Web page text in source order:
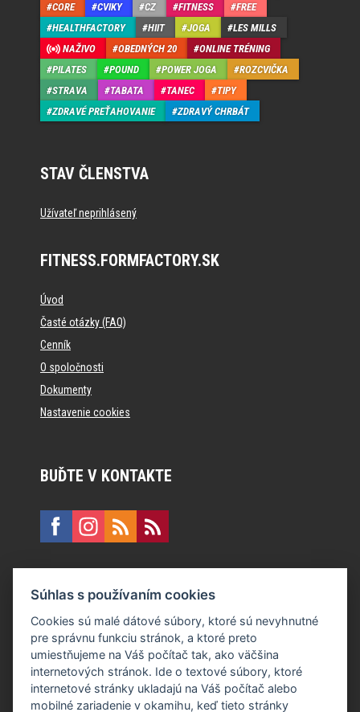
CORE
CVIKY CZ FITNESS
FREE
HEALTHFACTORY
HIIT JOGA
LES MILLS
NAŽIVO
OBEDNÝCH 20
ONLINE TRÉNING
PILATES
POUND POWER JOGA
ROZCVIČKA
STRAVA
TABATA TANEC
TIPY
ZDRAVÉ PREŤAHOVANIE
ZDRAVÝ CHRBÁT
STAV ČLENSTVA
Užívateľ neprihlásený
FITNESS.FORMFACTORY.SK
Úvod
Časté otázky (FAQ)
Cenník
O spoločnosti
Dokumenty
Nastavenie cookies
BUĎTE V KONTAKTE
E:recepcia@formfactory.sk
Form Factory Slovakia s.r.o., Ružová dolina 480/6, 821 08
Bratislava
Za publikovaný obsah sú zodpovední jednotliví autori.
Súhlas s používaním cookies
Cookies sú malé dátové súbory, ktoré sú nevyhnutné
pre správnu funkciu stránok, a ktoré preto
umiestňujeme na Váš počítač tak, ako väčšina
internetových stránok. Ide o textové súbory, ktoré
internetové stránky ukladajú na Váš počítač alebo
mobilné zariadenie v okamihu, keď tieto stránky